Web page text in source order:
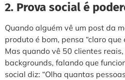
2. Prova social é
Quando alguém vê um post da
produto é bom, pensa “claro que
Mas quando vê 50 clientes
backgrounds, falando que
social diz: “Olha quantas